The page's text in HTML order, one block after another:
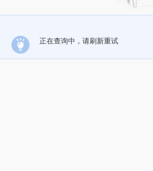
正在查询中，请刷新重试